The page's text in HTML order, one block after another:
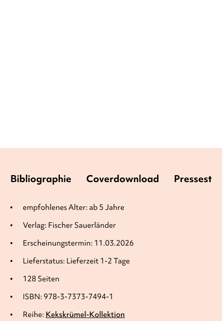
Bibliographie Coverdownload
Verlag: Fischer Sauerländer
Erscheinungstermin: 11.03.2026
Lieferstatus: Lieferzeit 1-2 Tage
ISBN: 978-3-7373-7494-1
128 Seiten
Reihe: Kekskrümel-Kollektion
empfohlenes Alter: ab 5 Jahre